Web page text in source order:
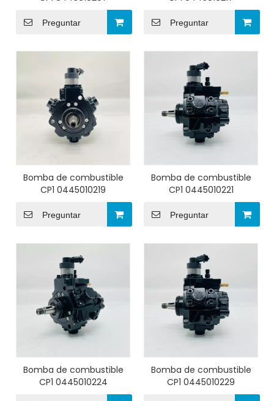
Preguntar Preguntar
Bomba de combustible
CP1 0445010219
Preguntar
Bomba de combustible
CP1 0445010221
Preguntar
Bomba de combustible
CP1 0445010224
Bomba de combustible
CP1 0445010229